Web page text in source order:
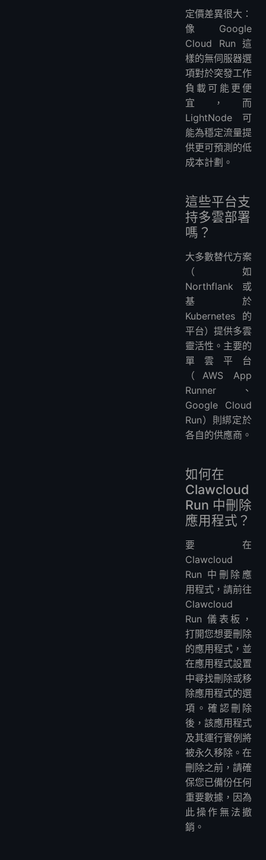
定價差異很大：
像 Google
Cloud Run 這
樣的無伺服器選
項對於突發工作
負載可能更便
宜，而
LightNode 可
能為穩定流量提
供更可預測的低
成本計劃。
這些平台支
持多雲部署
嗎？
大多數替代方案
（如
Northflank 或
基於
Kubernetes 的
平台）提供多雲
靈活性。主要的
單雲平台
（AWS App
Runner、
Google Cloud
Run）則綁定於
各自的供應商。
如何在
Clawcloud
Run 中刪除
應用程式？
要在
Clawcloud
Run 中刪除應
用程式，請前往
Clawcloud
Run 儀表板，
打開您想要刪除
的應用程式，並
在應用程式設置
中尋找刪除或移
除應用程式的選
項。確認刪除
後，該應用程式
及其運行實例將
被永久移除。在
刪除之前，請確
保您已備份任何
重要數據，因為
此操作無法撤
銷。